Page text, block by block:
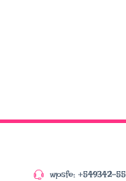
wpsfe: +549342-